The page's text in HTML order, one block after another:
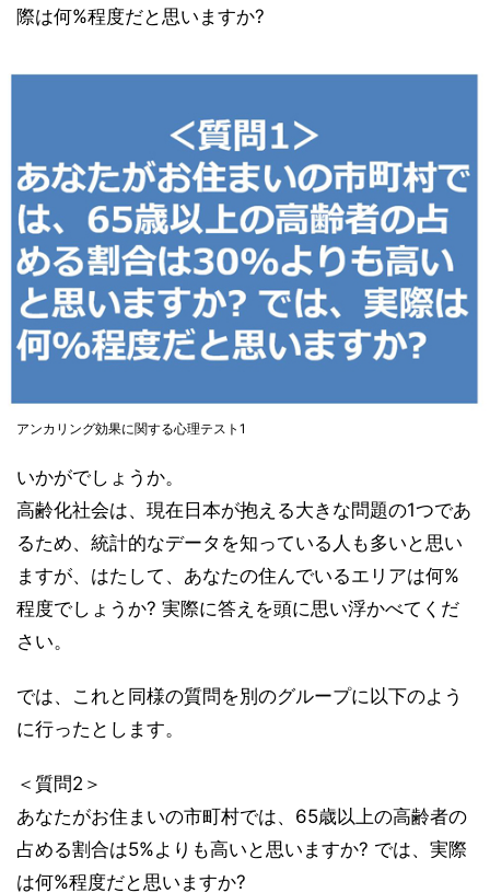
際は何%程度だと思いますか?
アンカリング効果に関する心理テスト1
いかがでしょうか。
高齢化社会は、現在日本が抱える大きな問題の1つであ
るため、統計的なデータを知っている人も多いと思い
ますが、はたして、あなたの住んでいるエリアは何%
程度でしょうか? 実際に答えを頭に思い浮かべてくだ
さい。
では、これと同様の質問を別のグループに以下のよう
に行ったとします。
＜質問2＞
あなたがお住まいの市町村では、65歳以上の高齢者の
占める割合は5%よりも高いと思いますか? では、実際
は何%程度だと思いますか?